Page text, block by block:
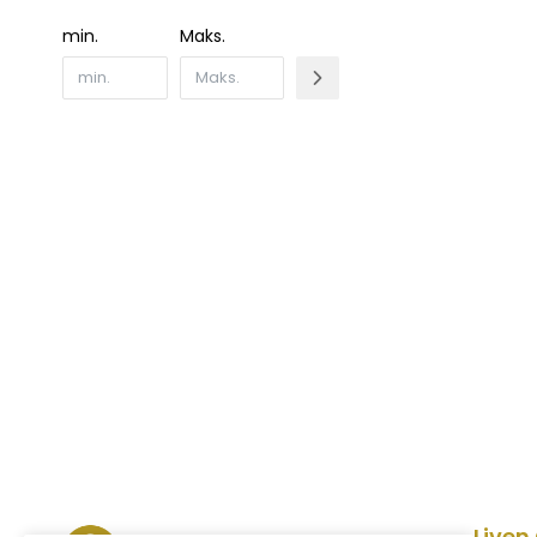
min.
Maks.